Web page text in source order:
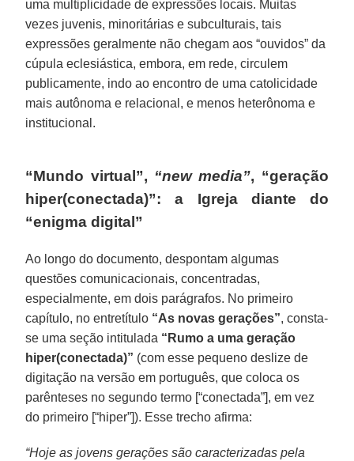
uma multiplicidade de expressões locais. Muitas
vezes juvenis, minoritárias e subculturais, tais
expressões geralmente não chegam aos “ouvidos” da
cúpula eclesiástica, embora, em rede, circulem
publicamente, indo ao encontro de uma catolicidade
mais autônoma e relacional, e menos heterônoma e
institucional.
“Mundo virtual”, “new media”, “geração
hiper(conectada)”: a Igreja diante do
“enigma digital”
Ao longo do documento, despontam algumas
questões comunicacionais, concentradas,
especialmente, em dois parágrafos. No primeiro
capítulo, no entretítulo “As novas gerações”, consta-
se uma seção intitulada “Rumo a uma geração
hiper(conectada)” (com esse pequeno deslize de
digitação na versão em português, que coloca os
parênteses no segundo termo [“conectada”], em vez
do primeiro [“hiper”]). Esse trecho afirma:
“Hoje as jovens gerações são caracterizadas pela